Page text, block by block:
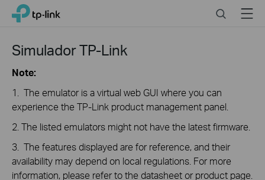
Click
navigation
TP-Link, Reliably Smart SearchMenu
Simulador TP-Link
Note:
1. The emulator is a virtual web GUI where you can
experience the TP-Link product management panel.
2. The listed emulators might not have the latest firmware.
3. The features displayed are for reference, and their
availability may depend on local regulations. For more
information, please refer to the datasheet or product page.